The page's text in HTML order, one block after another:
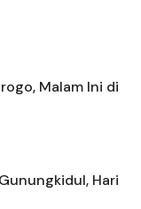
Malam Ini di
Hari